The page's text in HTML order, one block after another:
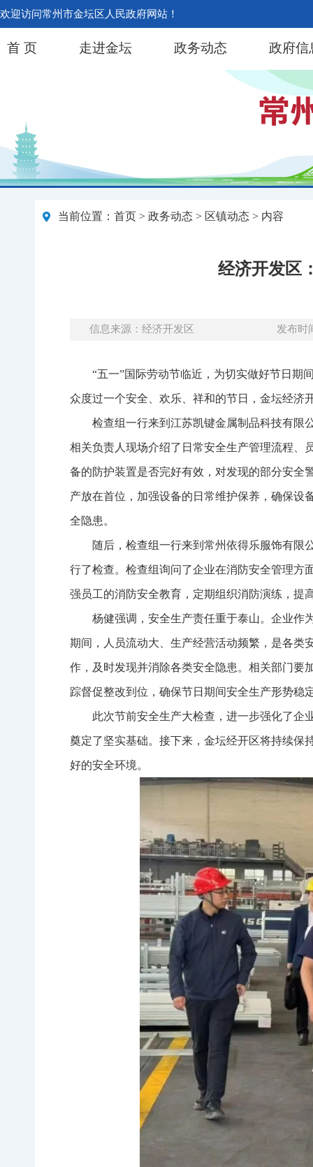
欢迎访问常州市金坛区人民政府网站！
首 页 走进金坛 政务动态 政府信
当前位置： 首页 > 政务动态 > 区镇动态 > 内容
经济开发区
信息来源：经济开发区 发布时
“五一”国际劳动节临近，为切实做好节日期
众度过一个安全、欢乐、祥和的节日，金坛经济
检查组一行来到江苏凯键金属制品科技有限
相关负责人现场介绍了日常安全生产管理流程、
备的防护装置是否完好有效，对发现的部分安全
产放在首位，加强设备的日常维护保养，确保设
全隐患。
随后，检查组一行来到常州依得乐服饰有限
行了检查。检查组询问了企业在消防安全管理方
强员工的消防安全教育，定期组织消防演练，提
杨健强调，安全生产责任重于泰山。企业作
期间，人员流动大、生产经营活动频繁，是各类
作，及时发现并消除各类安全隐患。相关部门要
踪督促整改到位，确保节日期间安全生产形势稳
此次节前安全生产大检查，进一步强化了企
奠定了坚实基础。接下来，金坛经开区将持续保
好的安全环境。